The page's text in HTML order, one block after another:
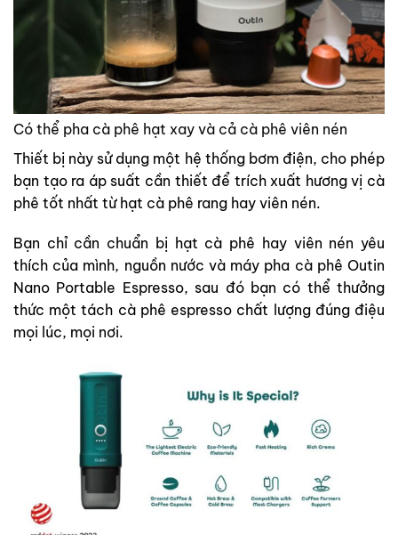
Có thể pha cà phê hạt xay và cả cà phê viên nén
Thiết bị này sử dụng một hệ thống bơm điện, cho phép
bạn tạo ra áp suất cần thiết để trích xuất hương vị cà
phê tốt nhất từ hạt cà phê rang hay viên nén.
Bạn chỉ cần chuẩn bị hạt cà phê hay viên nén yêu
thích của mình, nguồn nước và máy pha cà phê Outin
Nano Portable Espresso, sau đó bạn có thể thưởng
thức một tách cà phê espresso chất lượng đúng điệu
mọi lúc, mọi nơi.